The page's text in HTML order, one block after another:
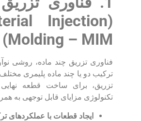
(
Injection
Molding – MIM
)
فناوری تزریق چند ماده، روشی
ترکیب دو یا چند ماده پلیمری
تزریق، برای ساخت قطعه
تکنولوژی مزایای قابل توجهی به
ایجاد قطعات با عملکردهای